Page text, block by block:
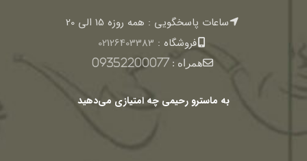
ساعات پاسخگویی : همه روزه 15 الی 20
فروشگاه : 02126403383
همراه :09352200077
به ماسترو رحیمی چه امتیازی می‌دهید